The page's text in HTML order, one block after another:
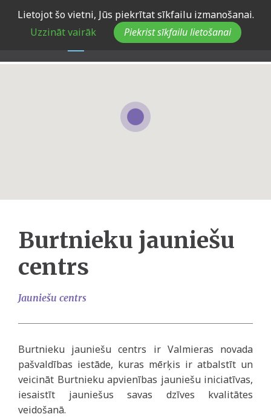
Lietojot šo vietni, Jūs piekrītat sīkfailu izmanošanai.
Uzzināt vairāk
Piekrist sīkfailu lietošanai
Burtnieku jauniešu
centrs
Jauniešu centrs
Burtnieku jauniešu centrs ir Valmieras novada
pašvaldības iestāde, kuras mērķis ir atbalstīt un
veicināt Burtnieku apvienības jauniešu iniciatīvas,
iesaistīt jauniešus savas dzīves kvalitātes
veidošanā.